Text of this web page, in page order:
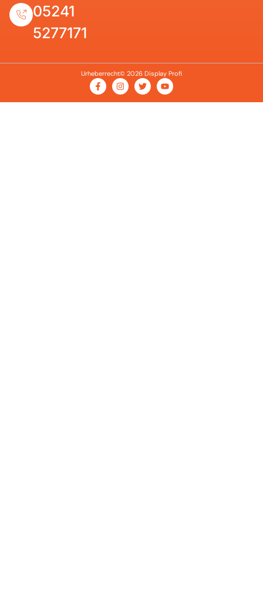
05241
5277171
Urheberrecht© 2026 Display Profi